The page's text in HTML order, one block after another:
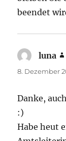
beendet
luna
8. Dezember
Danke,
:)
Habe heut